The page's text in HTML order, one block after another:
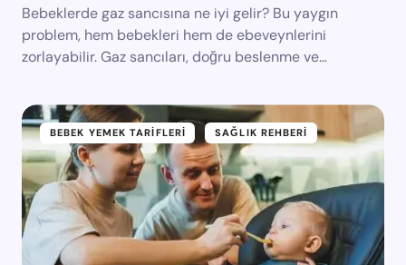
Bebeklerde gaz sancısına ne iyi gelir? Bu yaygın
problem, hem bebekleri hem de ebeveynlerini
zorlayabilir. Gaz sancıları, doğru beslenme ve…
BEBEK YEMEK TARIFLERI SAĞLIK REHBERI